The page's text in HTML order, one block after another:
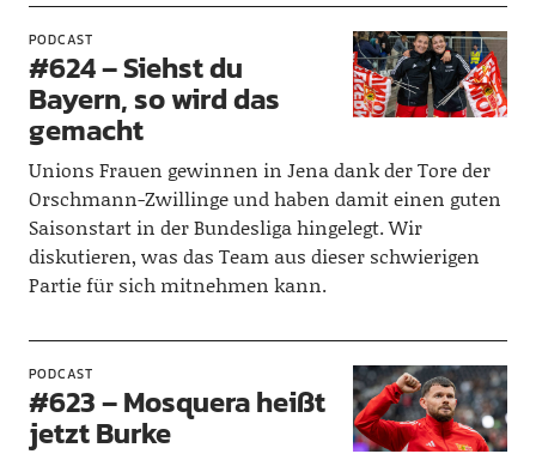
PODCAST
#624 – Siehst du
Bayern, so wird das
gemacht
Unions Frauen gewinnen in Jena dank der Tore der
Orschmann-Zwillinge und haben damit einen guten
Saisonstart in der Bundesliga hingelegt. Wir
diskutieren, was das Team aus dieser schwierigen
Partie für sich mitnehmen kann.
PODCAST
#623 – Mosquera heißt
jetzt Burke